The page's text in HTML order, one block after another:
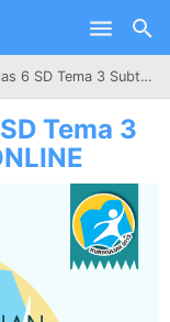
3 Subtema 2 Semester 1 ONLINE
Tema 3